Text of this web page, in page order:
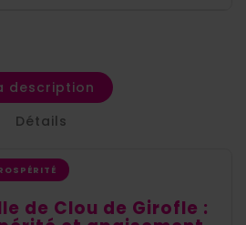
description
Détails
de Clou de Girofle :